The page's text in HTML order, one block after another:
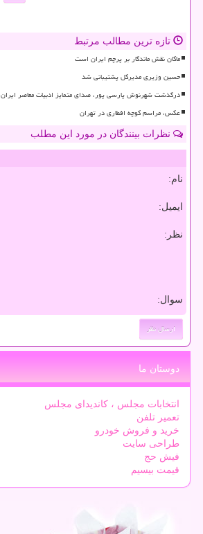
تازه ترین مطالب مرتبط
ماکان نقش ماندگار بر پرچم ایران است
حسین وزیری مدیرکل پشتیبانی شد
درگذشت شهرنوش پارسی پور، صدای متمایز ادبیات معاصر ایران
عکس، مراسم کوچه افطاری در تهران
نظرات بینندگان در مورد این مطلب
نام:
ایمیل:
نظر:
سوال:
دوستان ما
انتخابات مجلس ، کاندیدای مجلس
تعمیر تلفن
خرید و فروش خودرو
طراحی سایت
فیش حج
قیمت بیسیم